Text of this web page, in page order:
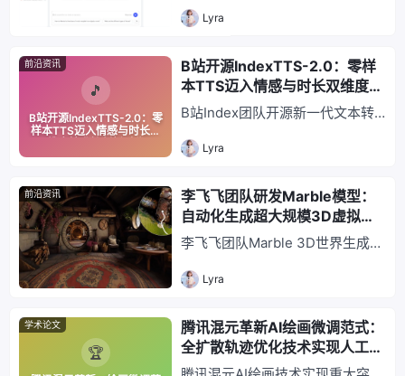
界。
明，以创新三面板架构解决创作者
集、AI分析、内容输出于一站式工
作台，降低认知负荷，提升创作效
程。
Lyra
B站开源IndexTTS-2.0：零
样本TTS迈入情感与时长双
前沿资讯
B站开源IndexTTS-2.0：零样
本TTS迈入情感与时长双维度精
准控制新时代
B站Index团队开源新一代文本转
间编码”机制实现情感与时长双维
跨语言合成及自然语言描述引导情
绪，性能指标超越现有SOTA，已
开发者提供先进TTS研究实践平
台。
Lyra
前沿资讯
李飞飞团队研发Marble模型：
自动化生成超大规模3D虚拟世
界
李飞飞团队Marble 3D世界生成模
大规模、细节丰富且空间连贯的虚
破。该模型融合扩散模型、NeRF
及大型语言模型技术，有望赋能游
Lyra
学术论文
腾讯混元革新AI绘画微调范式：
全扩散轨迹优化技术实现人工评
估分数超300%跃升